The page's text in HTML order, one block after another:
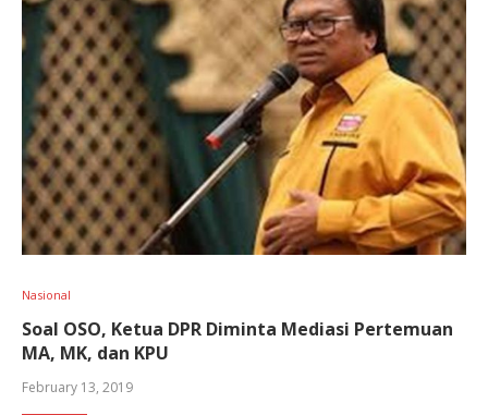
Nasional
Soal OSO, Ketua DPR Diminta Mediasi Pertemuan
MA, MK, dan KPU
February 13, 2019